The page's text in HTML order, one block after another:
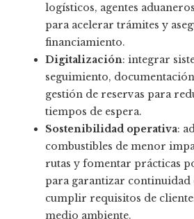
logísticos, agentes
para acelerar trámites y
financiamiento.
Digitalización: integrar
seguimiento,
gestión de reservas para
tiempos de espera.
Sostenibilidad operativa:
combustibles de menor
rutas y fomentar prácticas
para garantizar continuidad
cumplir requisitos de
medio ambiente.